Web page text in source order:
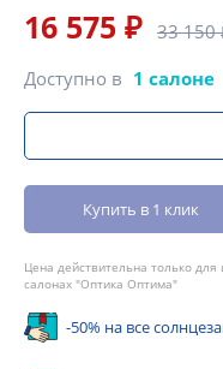
16 575 ₽ 33 150
Доступно в 1 салоне
Купить в 1 клик
Цена действительна только
салонах "Оптика Оптима"
-50% на все